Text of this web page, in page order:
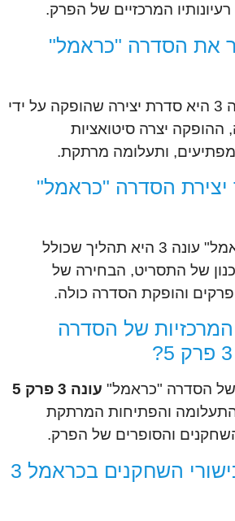
רעיונותיו המרכזיים של הפרק.
את הסדרה "כראמל"
סדרת "כראמל" עונה 3 היא סדרת יצירה שהופקה על ידי
ההופקה יצרה סיטואציות
מפתיעים, ותעלומה מרתקת.
הסדרה "כראמל"
"כראמל" עונה 3 היא תהליך שכולל
של התסריט, הבחירה של
והופקת הסדרה כולה.
של הסדרה
של הסדרה "כראמל" עונה 3 פרק 5
והפתיחות המרתקת
והסופרים של הפרק.
מה מדבר על כישורי השחקנים בכראמל 3